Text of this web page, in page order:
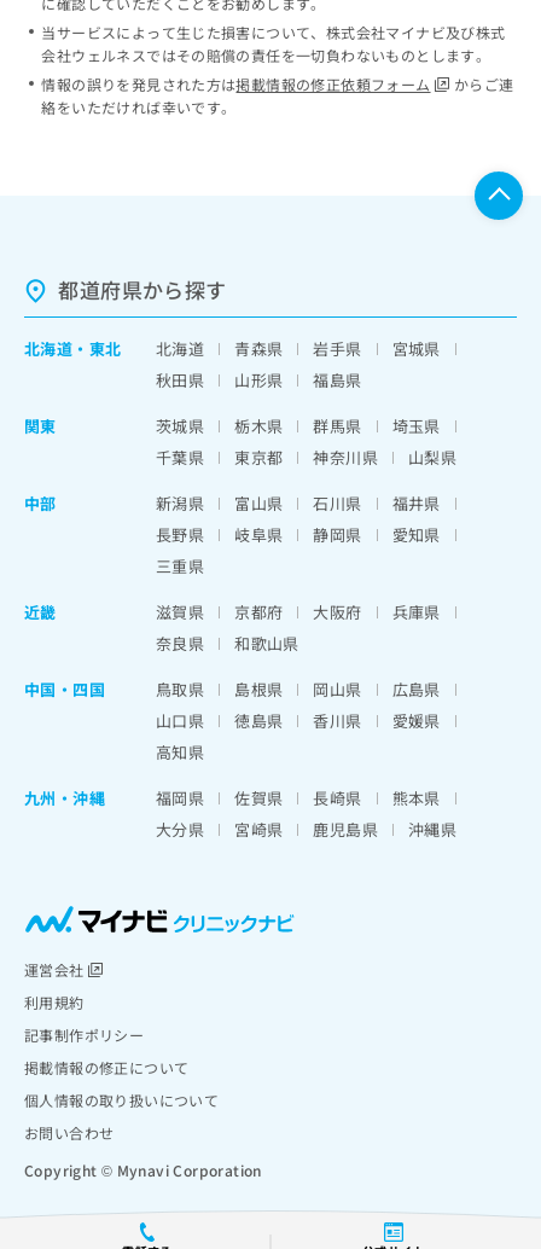
当サービスによって生じた損害について、株式会社マイナビ及び株式
会社ウェルネスではその賠償の責任を一切負わないものとします。
情報の誤りを発見された方は掲載情報の修正依頼フォーム
からご連
絡をいただければ幸いです。
都道府県から探す
北海道 ・ 東北 北海道 青森県 岩手県
宮城県
秋田県
山形県
福島県
関東
茨城県 栃木県 群馬県
埼玉県
千葉県
東京都 神奈川県
山梨県
中部
新潟県 富山県 石川県
福井県
長野県
岐阜県 静岡県
愛知県
三重県
近畿
滋賀県 京都府 大阪府
兵庫県
奈良県
和歌山県
中国・四国
鳥取県 島根県 岡山県
広島県
山口県
徳島県 香川県
愛媛県
高知県
九州・沖縄
福岡県 佐賀県 長崎県
熊本県
大分県
宮崎県 鹿児島県 沖縄県
運営会社
利用規約
記事制作ポリシー
掲載情報の修正について
個人情報の取り扱いについて
お問い合わせ
Copyright © Mynavi Corporation